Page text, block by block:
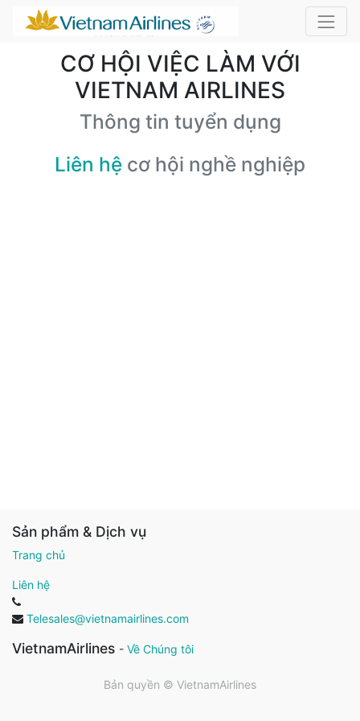
CƠ HỘI VIỆC LÀM VỚI
VIETNAM AIRLINES
Thông tin tuyển dụng
Liên hệ cơ hội nghề nghiệp
Sản phẩm & Dịch vụ
Trang chủ
Liên hệ
Telesales@vietnamairlines.com
VietnamAirlines - Về Chúng tôi
Bản quyền © VietnamAirlines